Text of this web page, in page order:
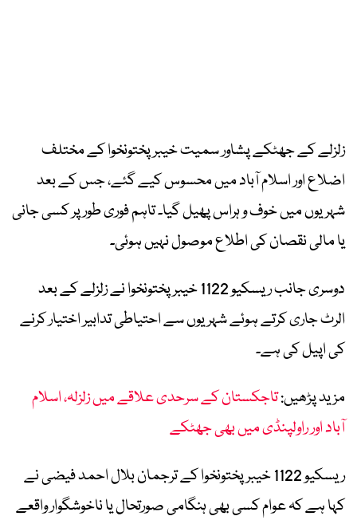
زلزلے کے جھٹکے پشاور سمیت خیبرپختونخوا کے مختلف
اضلاع اور اسلام آباد میں محسوس کیے گئے، جس کے بعد
شہریوں میں خوف و ہراس پھیل گیا۔ تاہم فوری طور پر کسی جانی
یا مالی نقصان کی اطلاع موصول نہیں ہوئی۔
دوسری جانب ریسکیو 1122 خیبرپختونخوا نے زلزلے کے بعد
الرٹ جاری کرتے ہوئے شہریوں سے احتیاطی تدابیر اختیار کرنے
کی اپیل کی ہے۔
مزید پڑھیں:تاجکستان کے سرحدی علاقے میں زلزلہ، اسلام
آباد اور راولپنڈی میں بھی جھٹکے
ریسکیو 1122 خیبرپختونخوا کے ترجمان بلال احمد فیضی نے
کہا ہے کہ عوام کسی بھی ہنگامی صورتحال یا ناخوشگوار واقعے